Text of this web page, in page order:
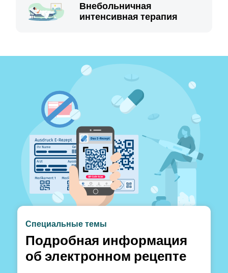
Внебольничная
интенсивная терапия
Специальные темы
Подробная информация
об электронном рецепте